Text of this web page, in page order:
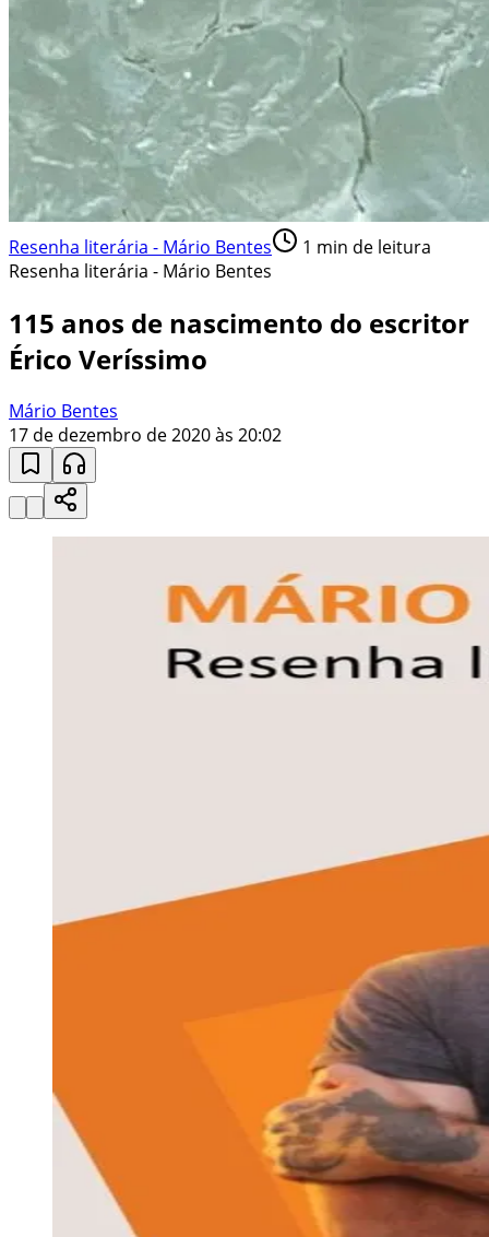
Resenha literária - Mário Bentes 1 min de leitura
Resenha literária - Mário Bentes
115 anos de nascimento do escritor
Érico Veríssimo
Mário Bentes
17 de dezembro de 2020 às 20:02